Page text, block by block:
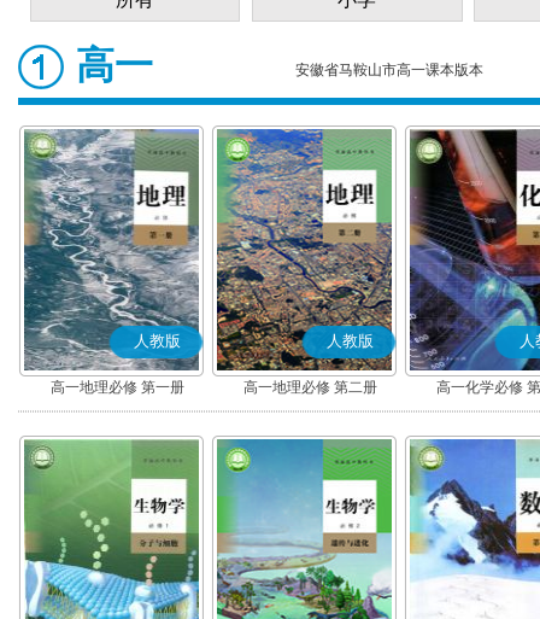
高一 安徽省马鞍山市高一课本版本
人教版
高一地理必修 第一册
人教版
高一地理必修 第二册
人
高一化学必修